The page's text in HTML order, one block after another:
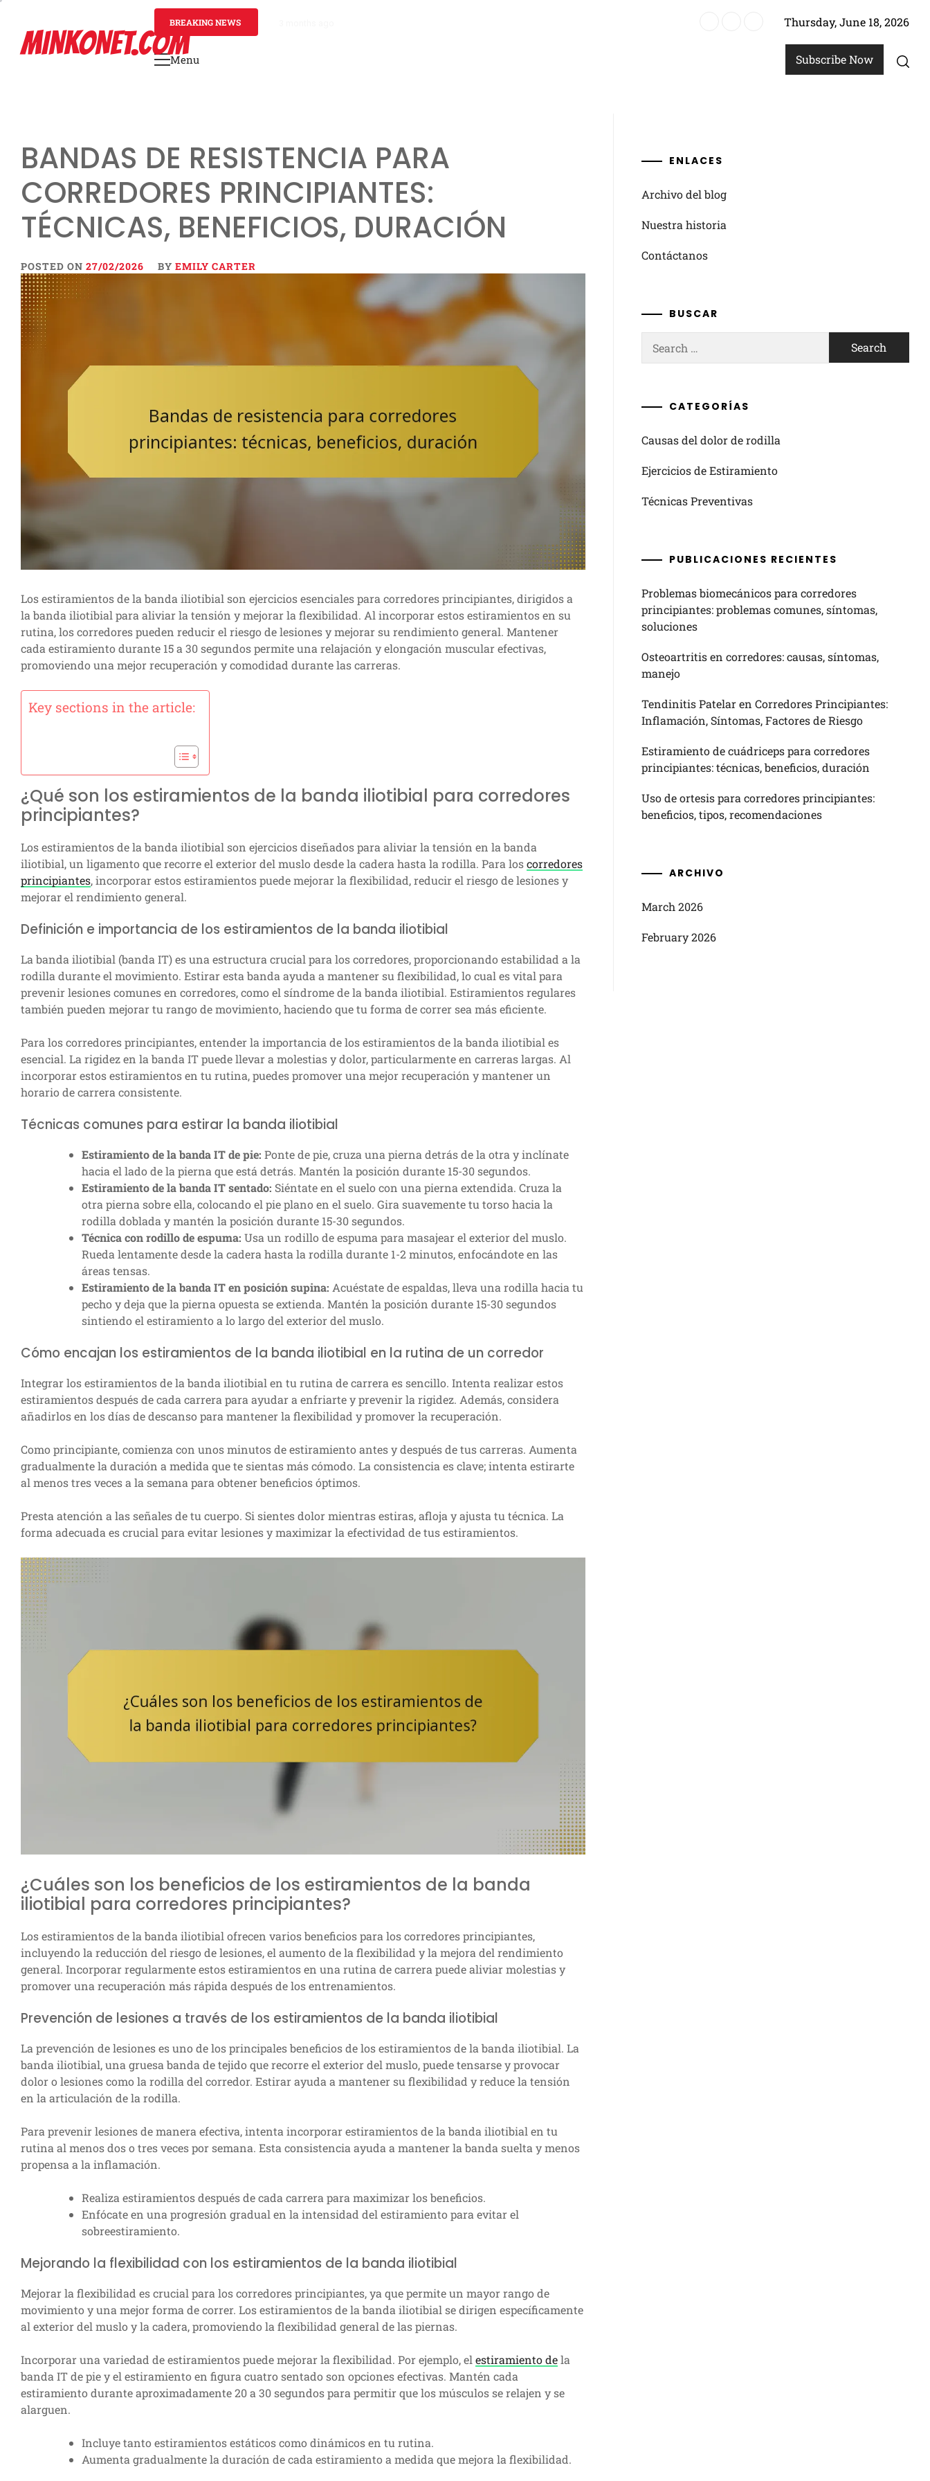
contentMINKONET.COM
BREAKING NEWS Thursday, June 18, 2026
Primary
Menu Subscribe Now
BANDAS DE RESISTENCIA PARA
CORREDORES PRINCIPIANTES:
TÉCNICAS, BENEFICIOS, DURACIÓN
POSTED ON 27/02/2026 BY EMILY CARTER
Los estiramientos de la banda iliotibial son ejercicios esenciales para corredores principiantes, dirigidos a
la banda iliotibial para aliviar la tensión y mejorar la flexibilidad. Al incorporar estos estiramientos en su
rutina, los corredores pueden reducir el riesgo de lesiones y mejorar su rendimiento general. Mantener
cada estiramiento durante 15 a 30 segundos permite una relajación y elongación muscular efectivas,
promoviendo una mejor recuperación y comodidad durante las carreras.
Key sections in the article:
¿Qué son los estiramientos de la banda iliotibial para corredores
principiantes?
Los estiramientos de la banda iliotibial son ejercicios diseñados para aliviar la tensión en la banda
iliotibial, un ligamento que recorre el exterior del muslo desde la cadera hasta la rodilla. Para loscorredores
principiantes, incorporar estos estiramientos puede mejorar la flexibilidad, reducir el riesgo de lesiones y
mejorar el rendimiento general.
Definición e importancia de los estiramientos de la banda iliotibial
La banda iliotibial (banda IT) es una estructura crucial para los corredores, proporcionando estabilidad a la
rodilla durante el movimiento. Estirar esta banda ayuda a mantener su flexibilidad, lo cual es vital para
prevenir lesiones comunes en corredores, como el síndrome de la banda iliotibial. Estiramientos regulares
también pueden mejorar tu rango de movimiento, haciendo que tu forma de correr sea más eficiente.
Para los corredores principiantes, entender la importancia de los estiramientos de la banda iliotibial es
esencial. La rigidez en la banda IT puede llevar a molestias y dolor, particularmente en carreras largas. Al
incorporar estos estiramientos en tu rutina, puedes promover una mejor recuperación y mantener un
horario de carrera consistente.
Técnicas comunes para estirar la banda iliotibial
Estiramiento de la banda IT de pie: Ponte de pie, cruza una pierna detrás de la otra y inclínate
hacia el lado de la pierna que está detrás. Mantén la posición durante 15-30 segundos.
Estiramiento de la banda IT sentado: Siéntate en el suelo con una pierna extendida. Cruza la
otra pierna sobre ella, colocando el pie plano en el suelo. Gira suavemente tu torso hacia la
rodilla doblada y mantén la posición durante 15-30 segundos.
Técnica con rodillo de espuma: Usa un rodillo de espuma para masajear el exterior del muslo.
Rueda lentamente desde la cadera hasta la rodilla durante 1-2 minutos, enfocándote en las
áreas tensas.
Estiramiento de la banda IT en posición supina: Acuéstate de espaldas, lleva una rodilla hacia tu
pecho y deja que la pierna opuesta se extienda. Mantén la posición durante 15-30 segundos
sintiendo el estiramiento a lo largo del exterior del muslo.
Cómo encajan los estiramientos de la banda iliotibial en la rutina de un corredor
Integrar los estiramientos de la banda iliotibial en tu rutina de carrera es sencillo. Intenta realizar estos
estiramientos después de cada carrera para ayudar a enfriarte y prevenir la rigidez. Además, considera
añadirlos en los días de descanso para mantener la flexibilidad y promover la recuperación.
Como principiante, comienza con unos minutos de estiramiento antes y después de tus carreras. Aumenta
gradualmente la duración a medida que te sientas más cómodo. La consistencia es clave; intenta estirarte
al menos tres veces a la semana para obtener beneficios óptimos.
Presta atención a las señales de tu cuerpo. Si sientes dolor mientras estiras, afloja y ajusta tu técnica. La
forma adecuada es crucial para evitar lesiones y maximizar la efectividad de tus estiramientos.
¿Cuáles son los beneficios de los estiramientos de la banda
iliotibial para corredores principiantes?
Los estiramientos de la banda iliotibial ofrecen varios beneficios para los corredores principiantes,
incluyendo la reducción del riesgo de lesiones, el aumento de la flexibilidad y la mejora del rendimiento
general. Incorporar regularmente estos estiramientos en una rutina de carrera puede aliviar molestias y
promover una recuperación más rápida después de los entrenamientos.
Prevención de lesiones a través de los estiramientos de la banda iliotibial
La prevención de lesiones es uno de los principales beneficios de los estiramientos de la banda iliotibial. La
banda iliotibial, una gruesa banda de tejido que recorre el exterior del muslo, puede tensarse y provocar
dolor o lesiones como la rodilla del corredor. Estirar ayuda a mantener su flexibilidad y reduce la tensión
en la articulación de la rodilla.
Para prevenir lesiones de manera efectiva, intenta incorporar estiramientos de la banda iliotibial en tu
rutina al menos dos o tres veces por semana. Esta consistencia ayuda a mantener la banda suelta y menos
propensa a la inflamación.
Realiza estiramientos después de cada carrera para maximizar los beneficios.
Enfócate en una progresión gradual en la intensidad del estiramiento para evitar el
sobreestiramiento.
Mejorando la flexibilidad con los estiramientos de la banda iliotibial
Mejorar la flexibilidad es crucial para los corredores principiantes, ya que permite un mayor rango de
movimiento y una mejor forma de correr. Los estiramientos de la banda iliotibial se dirigen específicamente
al exterior del muslo y la cadera, promoviendo la flexibilidad general de las piernas.
Incorporar una variedad de estiramientos puede mejorar la flexibilidad. Por ejemplo, el estiramiento dela
banda IT de pie y el estiramiento en figura cuatro sentado son opciones efectivas. Mantén cada
estiramiento durante aproximadamente 20 a 30 segundos para permitir que los músculos se relajen y se
alarguen.
Incluye tanto estiramientos estáticos como dinámicos en tu rutina.
Aumenta gradualmente la duración de cada estiramiento a medida que mejora la flexibilidad.
ENLACES
Archivo del blog
Nuestra historia
Contáctanos
BUSCAR
for:
CATEGORÍAS
Causas del dolor de rodilla
Ejercicios de Estiramiento
Técnicas Preventivas
PUBLICACIONES RECIENTES
Problemas biomecánicos para corredores
principiantes: problemas comunes, síntomas,
soluciones
Osteoartritis en corredores: causas, síntomas,
manejo
Tendinitis Patelar en Corredores Principiantes:
Inflamación, Síntomas, Factores de Riesgo
Estiramiento de cuádriceps para corredores
principiantes: técnicas, beneficios, duración
Uso de ortesis para corredores principiantes:
beneficios, tipos, recomendaciones
ARCHIVO
March 2026
February 2026